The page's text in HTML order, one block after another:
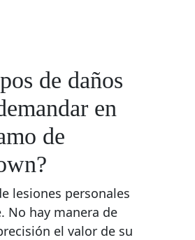
de daños
en
de
lesiones personales
No hay manera de
el valor de su